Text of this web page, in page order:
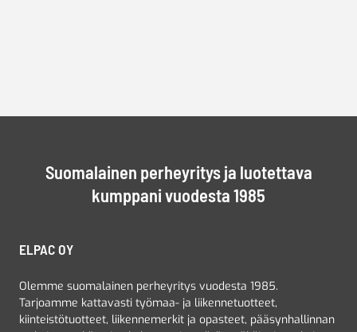
Suomalainen perheyritys ja luotettava
kumppani vuodesta 1985
ELPAC OY
Olemme suomalainen perheyritys vuodesta 1985.
Tarjoamme kattavasti työmaa- ja liikennetuotteet,
kiinteistötuotteet, liikennemerkit ja opasteet, pääsynhallinnan